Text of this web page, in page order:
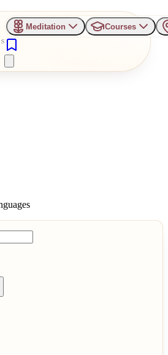
Meditation Courses